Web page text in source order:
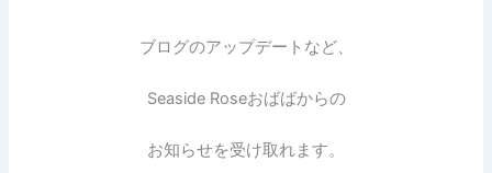
ブログのアップデートなど、
Seaside Roseおばばからの
お知らせを受け取れます。